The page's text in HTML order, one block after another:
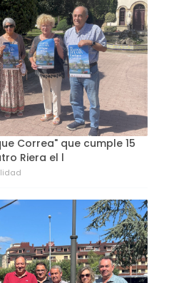
Correa" que cumple 15
Riera el l